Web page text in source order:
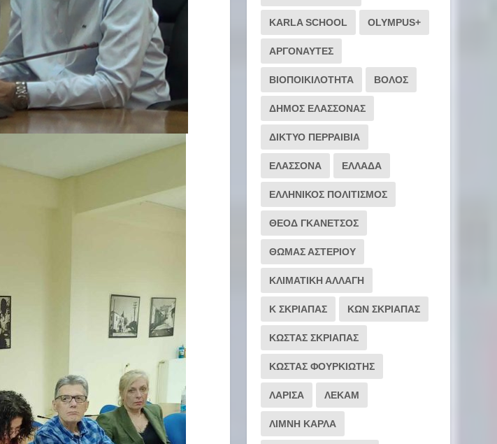
KARLA SCHOOL OLYMPUS+
ΑΡΓΟΝΑΥΤΕΣ
ΒΙΟΠΟΙΚΙΛΟΤΗΤΑ ΒΟΛΟΣ
ΔΗΜΟΣ ΕΛΑΣΣΟΝΑΣ
ΔΙΚΤΥΟ ΠΕΡΡΑΙΒΙΑ
ΕΛΑΣΣΟΝΑ ΕΛΛΑΔΑ
ΕΛΛΗΝΙΚΟΣ ΠΟΛΙΤΙΣΜΟΣ
ΘΕΟΔ ΓΚΑΝΕΤΣΟΣ
ΘΩΜΑΣ ΑΣΤΕΡΙΟΥ
ΚΛΙΜΑΤΙΚΗ ΑΛΛΑΓΗ
Κ ΣΚΡΙΑΠΑΣ ΚΩΝ ΣΚΡΙΑΠΑΣ
ΚΩΣΤΑΣ ΣΚΡΙΑΠΑΣ
ΚΩΣΤΑΣ ΦΟΥΡΚΙΩΤΗΣ
ΛΑΡΙΣΑ ΛΕΚΑΜ
ΛΙΜΝΗ ΚΑΡΛΑ